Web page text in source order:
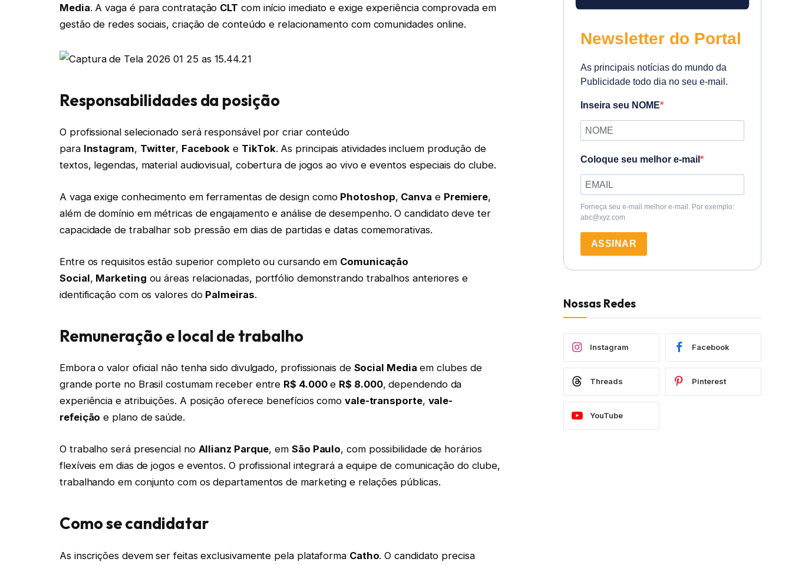
Media. A vaga é para contratação CLT com início imediato e exige experiência comprovada em
gestão de redes sociais, criação de conteúdo e relacionamento com comunidades online.
Responsabilidades da posição
O profissional selecionado será responsável por criar conteúdo
para Instagram, Twitter, Facebook e TikTok. As principais atividades incluem produção de
textos, legendas, material audiovisual, cobertura de jogos ao vivo e eventos especiais do clube.
A vaga exige conhecimento em ferramentas de design como Photoshop, Canva e Premiere,
além de domínio em métricas de engajamento e análise de desempenho. O candidato deve ter
capacidade de trabalhar sob pressão em dias de partidas e datas comemorativas.
Entre os requisitos estão superior completo ou cursando em Comunicação
Social, Marketing ou áreas relacionadas, portfólio demonstrando trabalhos anteriores e
identificação com os valores do Palmeiras.
Remuneração e local de trabalho
Embora o valor oficial não tenha sido divulgado, profissionais de Social Media em clubes de
grande porte no Brasil costumam receber entre R$ 4.000e R$ 8.000, dependendo da
experiência e atribuições. A posição oferece benefícios como vale-transporte, vale-
refeição e plano de saúde.
O trabalho será presencial no Allianz Parque, em São Paulo, com possibilidade de horários
flexíveis em dias de jogos e eventos. O profissional integrará a equipe de comunicação do clube,
trabalhando em conjunto com os departamentos de marketing e relações públicas.
Como se candidatar
As inscrições devem ser feitas exclusivamente pela plataforma Catho. O candidato precisa
Newsletter do Portal
As principais notícias do mundo da
Publicidade todo dia no seu e-mail.
Inseira seu NOME
Coloque seu melhor e-mail
Forneça seu e-mail melhor e-mail. Por exemplo:
abc@xyz.com
ASSINAR
Nossas Redes
Instagram Facebook
Threads Pinterest
YouTube